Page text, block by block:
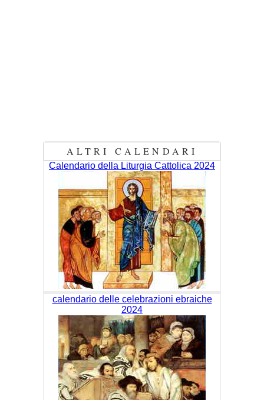
ALTRI CALENDARI
Calendario della Liturgia Cattolica 2024
calendario delle celebrazioni ebraiche
2024